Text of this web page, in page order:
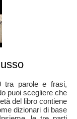
tra parole e frasi,
puoi scegliere che
del libro contiene
dizionari di base